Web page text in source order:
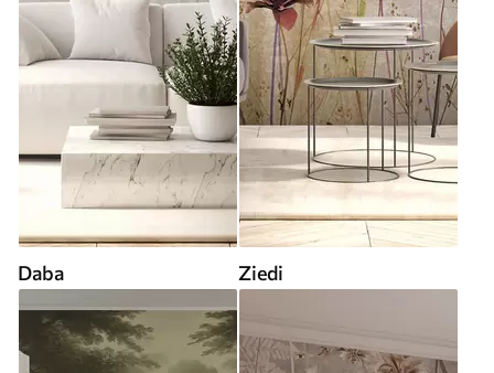
Daba Ziedi